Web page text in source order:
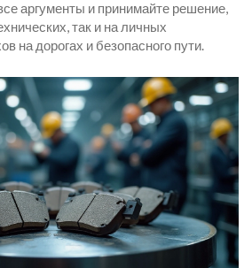
аргументы и принимайте решение,
так и на личных
на дорогах и безопасного пути.